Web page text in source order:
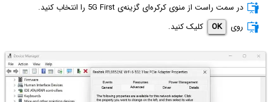
در سمت راست از منوی کرکره‌ای گزینه‌ی 5G First را انتخاب کنید.
روی
OK کلیک کنید.